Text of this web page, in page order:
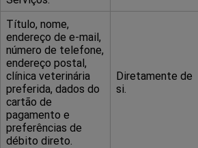
Título, nome,
endereço de e-mail,
número de telefone,
endereço postal,
clínica veterinária
preferida, dados do
cartão de
pagamento e
preferências de
débito direto.
Diretamente de
si.